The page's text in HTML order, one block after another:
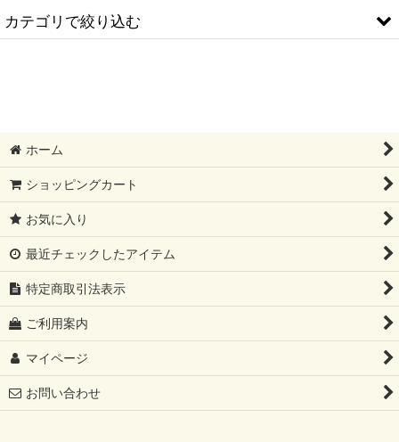
並び順
カテゴリで絞り込む
二つ折り・ミニ財布
小銭入れ
キーケース
その他
ホーム
ショッピングカート
お気に入り
最近チェックしたアイテム
特定商取引法表示
ご利用案内
マイページ
お問い合わせ